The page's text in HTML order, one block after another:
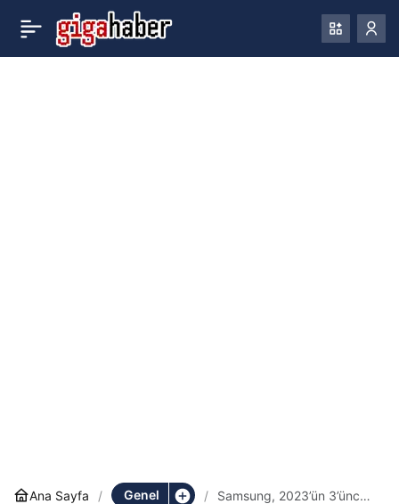
Ana Sayfa Genel
Samsung, 2023’ün 3’üncü
Tesla ve SpaceX’in Paylaş